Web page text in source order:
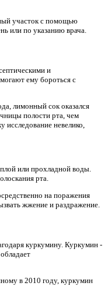
участок с помощью
или по указанию врача.
и
ему бороться с
лимонный сок оказался
полости рта, чем
исследование невелико,
или прохладной воды.
рта.
на поражения
жжение и раздражение.
куркумину. Куркумин -
в 2010 году, куркумин